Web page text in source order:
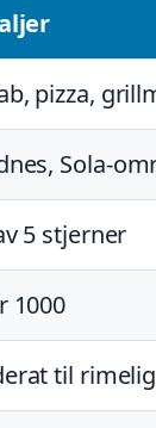
pizza,
Sola-
5 stjerner
1000
til rimelig